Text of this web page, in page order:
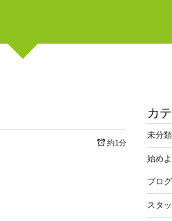
約1分
カ
未分類
始め
ブロ
スタ